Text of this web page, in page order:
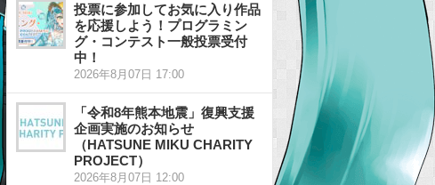
投票に参加してお気に入り作品
を応援しよう！プログラミン
グ・コンテスト一般投票受付
中！
2026年8月07日 17:00
「令和8年熊本地震」復興支援
企画実施のお知らせ
（HATSUNE MIKU CHARITY
PROJECT）
2026年8月07日 12:00